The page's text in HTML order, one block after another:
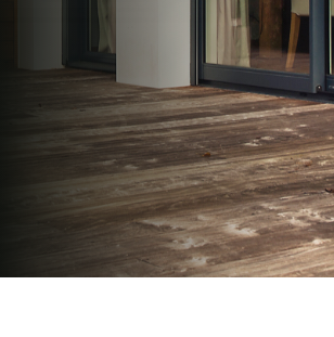
service réactif avec simplicité.
07 83 35 69 17
MON DEVIS MOTEUR
Voir tous nos produits